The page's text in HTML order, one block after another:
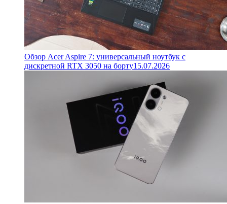
Обзор Acer Aspire 7: универсальный ноутбук с
дискретной RTX 3050 на борту15.07.2026